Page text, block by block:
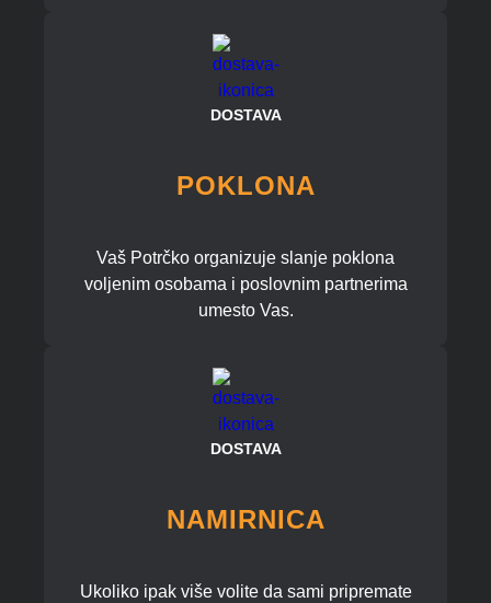
DOSTAVA
POKLONA
Vaš Potrčko organizuje slanje poklona
voljenim osobama i poslovnim partnerima
umesto Vas.
DOSTAVA
NAMIRNICA
Ukoliko ipak više volite da sami pripremate